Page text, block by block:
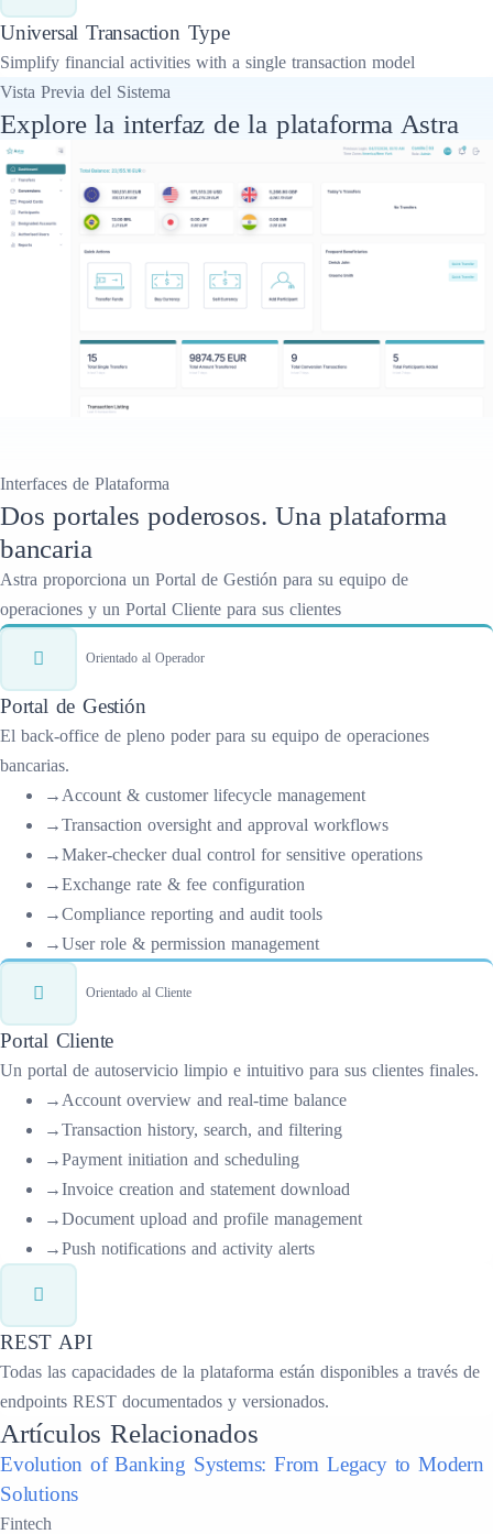
Universal Transaction Type
Simplify financial activities with a single transaction model
Vista Previa del Sistema
Explore la interfaz de la plataforma Astra
Interfaces de Plataforma
Dos portales poderosos. Una plataforma
bancaria
Astra proporciona un Portal de Gestión para su equipo de
operaciones y un Portal Cliente para sus clientes
Orientado al Operador
Portal de Gestión
El back-office de pleno poder para su equipo de operaciones
bancarias.
→ Account & customer lifecycle management
→Transaction oversight and approval workflows
→Maker-checker dual control for sensitive operations
→Exchange rate & fee configuration
→Compliance reporting and audit tools
→User role & permission management
Orientado al Cliente
Portal Cliente
Un portal de autoservicio limpio e intuitivo para sus clientes finales.
→ Account overview and real-time balance
→Transaction history, search, and filtering
→Payment initiation and scheduling
→Invoice creation and statement download
→Document upload and profile management
→Push notifications and activity alerts
REST API
Todas las capacidades de la plataforma están disponibles a través de
endpoints REST documentados y versionados.
Artículos Relacionados
Evolution of Banking Systems: From Legacy to Modern
Solutions
Fintech